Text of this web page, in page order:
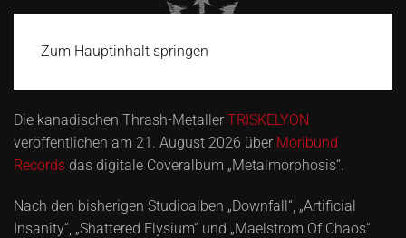
Zum Hauptinhalt springen
Die kanadischen Thrash-Metaller TRISKELYON
veröffentlichen am 21. August 2026 über Moribund
Records das digitale Coveralbum „Metalmorphosis“.
Nach den bisherigen Studioalben „Downfall“, „Artificial
Insanity“, „Shattered Elysium“ und „Maelstrom Of Chaos“